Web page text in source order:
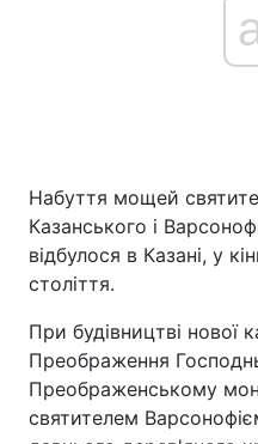
Головна
Україна
Економіка
Спорт
Набуття мощей
Казанського і
відбулося в Казані, у
століття.
При будівництві нової
Преображення
Преображенському
святителем